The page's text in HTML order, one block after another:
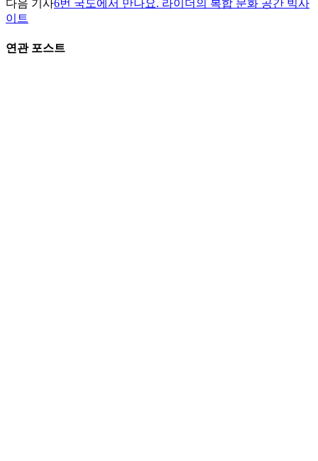
다음 기사6번 국도에서 만나요. 라이더의 복합 문화 공간 빅사
이트
연관 포스트